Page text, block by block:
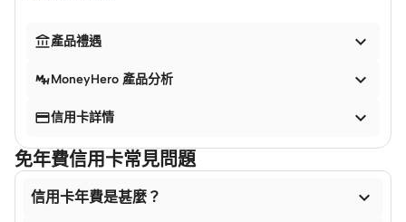
產品禮遇 
MoneyHero 產品分析 
信用卡詳情 
免年費信用卡常見問題
信用卡年費是甚麼？ 